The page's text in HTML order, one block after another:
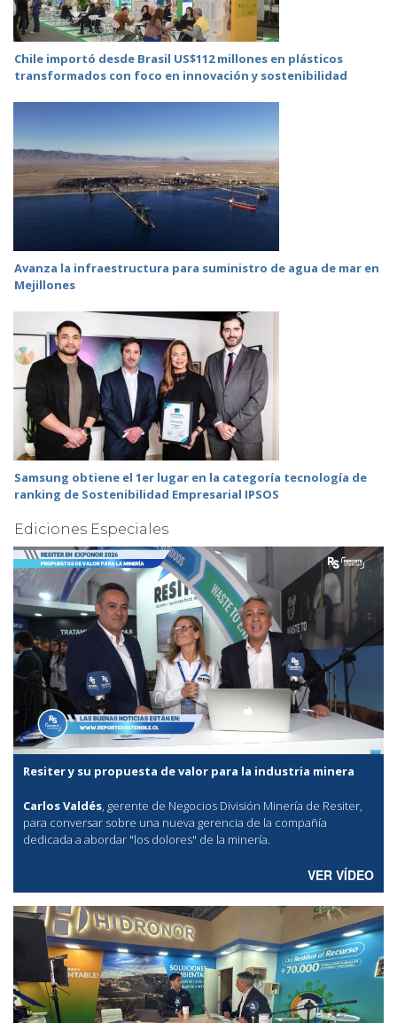
Chile importó desde Brasil US$112 millones en plásticos
transformados con foco en innovación y sostenibilidad
Avanza la infraestructura para suministro de agua de mar en
Mejillones
Samsung obtiene el 1er lugar en la categoría tecnología de
ranking de Sostenibilidad Empresarial IPSOS
Ediciones Especiales
Resiter y su propuesta de valor para la industria minera
Carlos Valdés, gerente de Negocios División Minería de Resiter,
para conversar sobre una nueva gerencia de la compañía
dedicada a abordar "los dolores" de la minería.
VER VÍDEO